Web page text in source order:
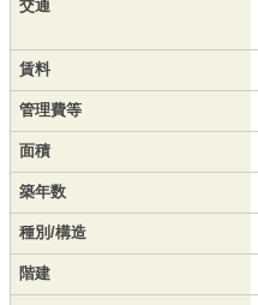
交通
賃料
管理費等
面積
築年数
種別/構造
階建